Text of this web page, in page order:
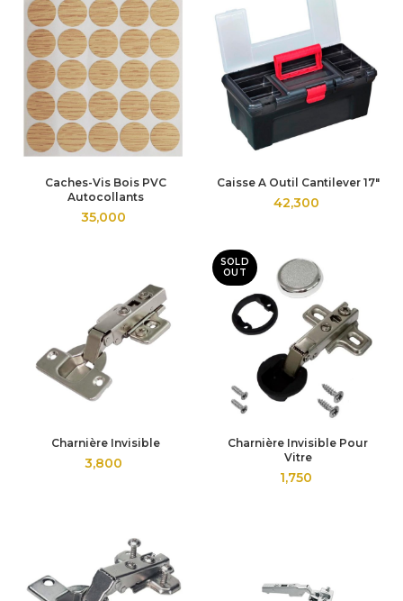
Caches-Vis Bois PVC
Autocollants
35,000
Caisse A Outil Cantilever 17″
42,300
Charnière Invisible
3,800
SOLD
OUT
Charnière Invisible Pour
Vitre
1,750